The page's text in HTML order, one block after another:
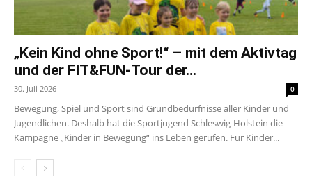
„Kein Kind ohne Sport!“ – mit dem Aktivtag
und der FIT&FUN-Tour der...
30. Juli 2026 0
Bewegung, Spiel und Sport sind Grundbedürfnisse aller Kinder und
Jugendlichen. Deshalb hat die Sportjugend Schleswig-Holstein die
Kampagne „Kinder in Bewegung“ ins Leben gerufen. Für Kinder...